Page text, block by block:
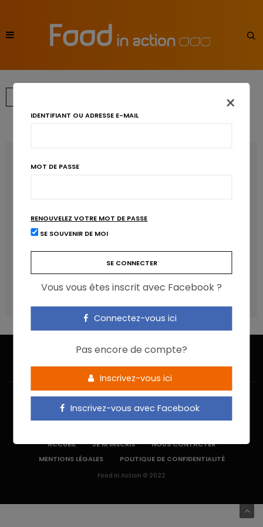
←
Manger sucré augmente-t-il l’attrait pour le sucré ?
Poisson, contaminants et oméga-3 : quelles
recommandations ?
Les aliments ultra-transformés doivent-ils être une cible
×
IDENTIFIANT OU ADRESSE E-MAIL
MOT DE PASSE
RENOUVELEZ VOTRE MOT DE PASSE
SE SOUVENIR DE MOI
Vous vous êtes inscrit avec Facebook ?
Connectez-vous ici
Pas encore de compte?
Inscrivez-vous ici
Inscrivez-vous avec Facebook
ACCUEIL JE M’INSCRIS
NOUS CONTACTER
MENTIONS LÉGALES
POLITIQUE DE CONFIDENTIALITÉ
Food In Action © 2022